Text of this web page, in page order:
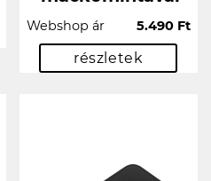
Webshop ár 5.490 Ft
részletek